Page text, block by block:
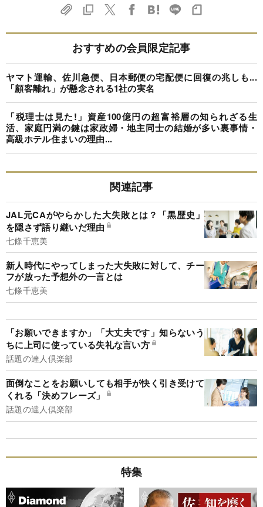
おすすめの会員限定記事
ヤマト運輸、佐川急便、日本郵便の宅配便に回復の兆しも...
「顧客離れ」が懸念される1社の実名
「税理士は見た!」資産100億円の超富裕層の知られざる生
活、家庭円満の鍵は家政婦・地主同士の結婚が多い裏事情・
高級ホテル住まいの理由...
関連記事
JAL元CAがやらかした大失敗とは？「黒歴史」
を隠さず語り継いだ理由
七條千恵美
新人時代にやってしまった大失敗に対して、チー
フが放った予想外の一言とは
七條千恵美
「お願いできますか」「大丈夫です」知らないう
ちに上司に使っている失礼な言い方
話題の達人倶楽部
面倒なことをお願いしても相手が快く引き受けて
くれる「決めフレーズ」
話題の達人倶楽部
特集